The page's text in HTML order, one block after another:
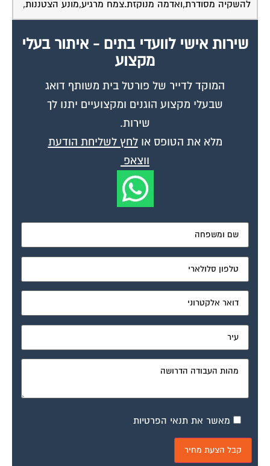
מקצוע
המוקד לדייר של פורטל בית משותף דואג
שבעלי מקצוע הוגנים ומקצועיים יתנו לך
שירות.
מלא את הטופס אולחץ לשליחת הודעת
ווצאפ